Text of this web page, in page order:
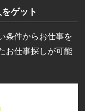
ゲット
条件からお仕事を
お仕事探しが可能